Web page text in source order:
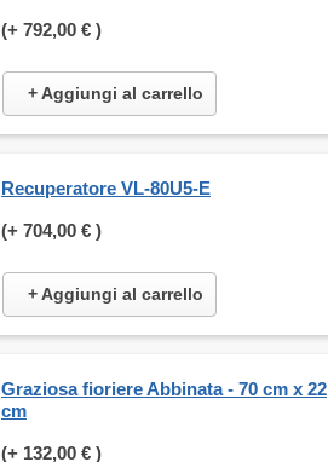
(+ 792,00 € )
+ Aggiungi al carrello
Recuperatore VL-80U5-E
(+ 704,00 € )
+ Aggiungi al carrello
Graziosa fioriere Abbinata - 70 cm x 22
cm
(+ 132,00 € )